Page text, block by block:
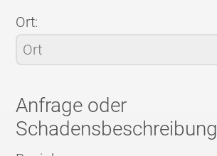
Ort:
Anfrage oder
Schadensbeschreibung